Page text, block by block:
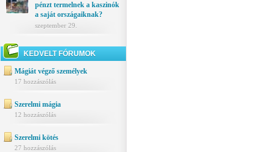
pénzt termelnek a kaszinók
a saját országaiknak?
szeptember 29.
KEDVELT FÓRUMOK
Mágiát végző személyek
17 hozzászólás
Szerelmi mágia
12 hozzászólás
Szerelmi kötés
27 hozzászólás